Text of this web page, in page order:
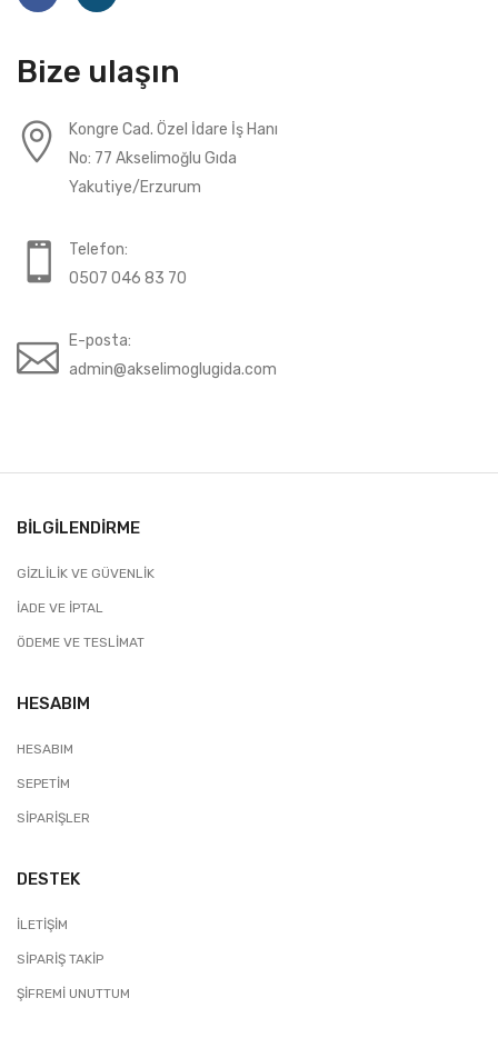
Bize ulaşın
Kongre Cad. Özel İdare İş Hanı
No: 77 Akselimoğlu Gıda
Yakutiye/Erzurum
Telefon:
0507 046 83 70
E-posta:
admin@akselimoglugida.com
BILGILENDIRME
GIZLILIK VE GÜVENLIK
İADE VE İPTAL
ÖDEME VE TESLIMAT
HESABIM
HESABIM
SEPETIM
SIPARIŞLER
DESTEK
İLETIŞIM
SIPARIŞ TAKIP
ŞIFREMI UNUTTUM